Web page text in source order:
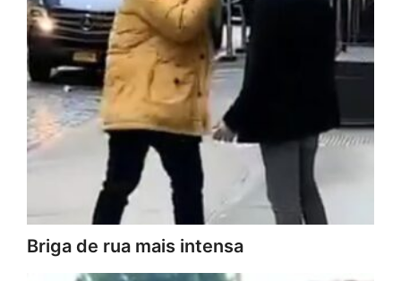
Briga de rua mais intensa